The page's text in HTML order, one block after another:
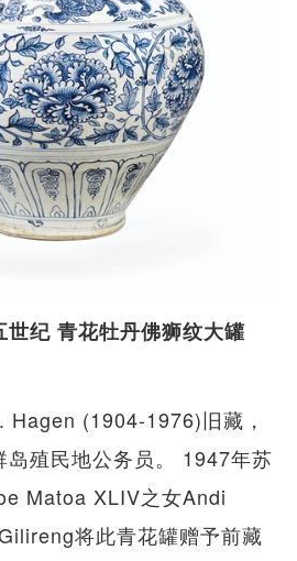
纪 青花牡丹佛狮纹大罐
Hagen (1904-1976)旧藏，
岛殖民地公务员。 1947年苏
Matoa XLIV之女Andi
将此青花罐赠予前藏